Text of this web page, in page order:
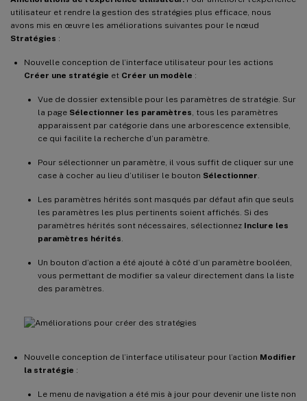
utilisateur et rendre la gestion des stratégies plus efficace, nous
avons mis en œuvre les améliorations suivantes pour le nœud
Stratégies :
Nouvelle conception de l’interface utilisateur pour les actions
Créer une stratégie et Créer un modèle :
Vue de dossier extensible pour les paramètres de stratégie. Sur
la page Sélectionner les paramètres , tous les paramètres
apparaissent par catégorie dans une arborescence extensible,
ce qui facilite la recherche d’un paramètre.
Pour sélectionner un paramètre, il vous suffit de cliquer sur une
case à cocher au lieu d’utiliser le bouton Sélectionner
Les paramètres hérités sont masqués par défaut afin que seuls
les paramètres les plus pertinents soient affichés. Si des
paramètres hérités sont nécessaires, sélectionnez Inclure les
paramètres hérités
Un bouton d’action a été ajouté à côté d’un paramètre booléen,
vous permettant de modifier sa valeur directement dans la liste
des paramètres.
Nouvelle conception de l’interface utilisateur pour l’action Modifier
la stratégie :
Le menu de navigation a été mis à jour pour devenir une liste non